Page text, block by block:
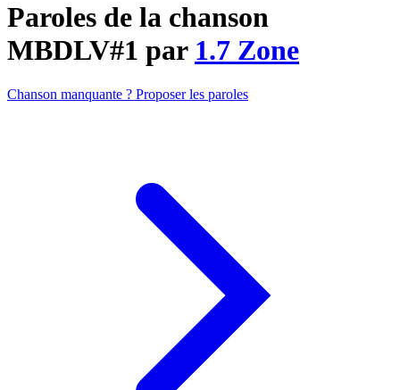
Paroles de la chanson
MBDLV#1 par 1.7 Zone
Chanson manquante ? Proposer les paroles